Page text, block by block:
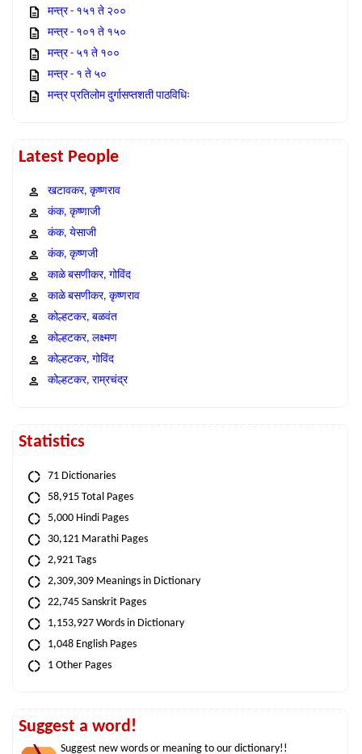
मन्त्र - १५१ ते २००
मन्त्र - १०१ ते १५०
मन्त्र - ५१ ते १००
मन्त्र - १ ते ५०
मन्त्र प्रतिलोम दुर्गासप्तशती पाठविधिः
Latest People
खटावकर, कृष्णराव
कंक, कृष्णाजी
कंक, येसाजी
कंक, कृष्णजी
काळे बसणीकर, गोविंद
काळे बसणीकर, कृष्णराव
कोल्हटकर, बळवंत
कोल्हटकर, लक्ष्मण
कोल्हटकर, गोविंद
कोल्हटकर, राम्रचंद्र
Statistics
71 Dictionaries
58,915 Total Pages
5,000 Hindi Pages
30,121 Marathi Pages
2,921 Tags
2,309,309 Meanings in Dictionary
22,745 Sanskrit Pages
1,153,927 Words in Dictionary
1,048 English Pages
1 Other Pages
Suggest a word!
Suggest new words or meaning to our dictionary!!